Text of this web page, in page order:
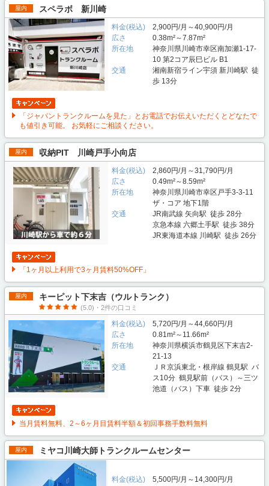
屋内 スペラボ 新川崎
料金(税込)
2,900円/月～40,900円/月
広さ
0.38m²～7.87m²
所在地
神奈川県川崎市幸区南加瀬1-17-
10 第2コア辰巳ビル B1
交通
湘南新宿ライン宇須 新川崎駅 徒
歩 13分
「ジャパントランクルームを見た」とお電話でお伝えいただくとどなたで
も値引き可能。 お気軽にご相談ください。
屋内 収納PIT 川崎戸手小向店
料金(税込)
2,860円/月～31,790円/月
広さ
0.49m²～8.59m²
所在地
神奈川県川崎市幸区戸手3-3-11
ザ・コア 地下1階
交通
JR南武線 矢向駅 徒歩 28分
京急本線 六郷土手駅 徒歩 38分
JR東海道本線 川崎駅 徒歩 26分
「1ヶ月以上利用で3ヶ月賃料50%OFF」
屋内 キーピット下末吉（ウルトランク）
(5.0)・2件の口コミ
料金(税込)
5,720円/月～44,660円/月
広さ
0.81m²～11.66m²
所在地
神奈川県横浜市鶴見区下末吉2-
21-13
交通
ＪＲ京浜東北・根岸線 鶴見駅 バ
ス10分 鶴見駅前（バス）～三ツ
池道（バス）下車 徒歩 2分
当月賃料無料、2～6ヶ月目賃料半額＆初回事務手数料無料
屋内 ミヤコ川崎大師トランクルームセンター
料金(税込)
5,500円/月～14,300円/月